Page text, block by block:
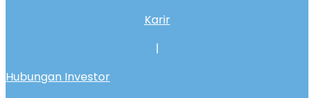
Karir
|
Hubungan Investor